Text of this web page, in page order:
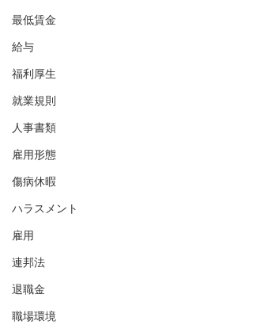
最低賃金
給与
福利厚生
就業規則
人事書類
雇用形態
傷病休暇
ハラスメント
雇用
連邦法
退職金
職場環境